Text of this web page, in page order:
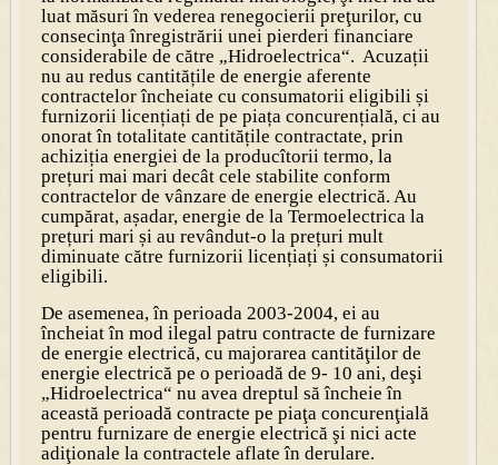
luat măsuri în vederea renegocierii preţurilor, cu
consecinţa înregistrării unei pierderi financiare
considerabile de către „Hidroelectrica“. Acuzații
nu au redus cantitățile de energie aferente
contractelor încheiate cu consumatorii eligibili și
furnizorii licențiați de pe piața concurențială, ci au
onorat în totalitate cantitățile contractate, prin
achiziția energiei de la producîtorii termo, la
prețuri mai mari decât cele stabilite conform
contractelor de vânzare de energie electrică. Au
cumpărat, așadar, energie de la Termoelectrica la
prețuri mari și au revândut-o la prețuri mult
diminuate către furnizorii licențiați și consumatorii
eligibili.
De asemenea, în perioada 2003-2004, ei au
încheiat în mod ilegal patru contracte de furnizare
de energie electrică, cu majorarea cantităţilor de
energie electrică pe o perioadă de 9- 10 ani, deşi
„Hidroelectrica“ nu avea dreptul să încheie în
această perioadă contracte pe piaţa concurenţială
pentru furnizare de energie electrică şi nici acte
adiţionale la contractele aflate în derulare.